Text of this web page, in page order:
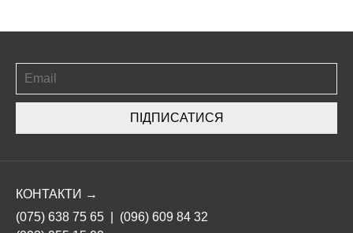
ПІДПИСАТИСЯ
КОНТАКТИ →
(075) 638 75 65
(096) 609 84 32